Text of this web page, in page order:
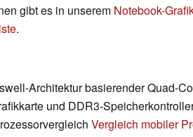
gibt es in unserem Notebook-
.
Architektur basierender Quad-
und DDR3-
Vergleich mobiler